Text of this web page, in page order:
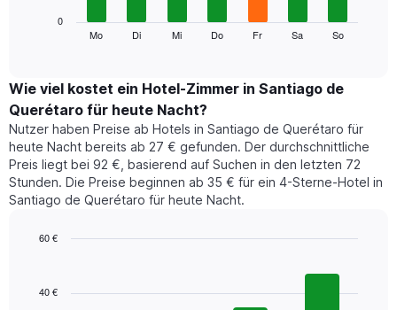
Monate
hat
1
Y-
Achse,
die
den
durchschnittlichen
Zimmerpreis
den
durchschnittlichen
Preis
eines
Zimmers
für
den
jeweiligen
Das
Mo Di Mi Do Fr Sa So
0
Wie viel kostet ein Hotel-Zimmer in Santiago de
Querétaro für heute Nacht?
Nutzer haben Preise ab Hotels in Santiago de Querétaro für
heute Nacht bereits ab 27 € gefunden. Der durchschnittliche
Preis liegt bei 92 €, basierend auf Suchen in den letzten 72
Stunden. Die Preise beginnen ab 35 € für ein 4-Sterne-Hotel in
Santiago de Querétaro für heute Nacht.
with
40 €
60 €